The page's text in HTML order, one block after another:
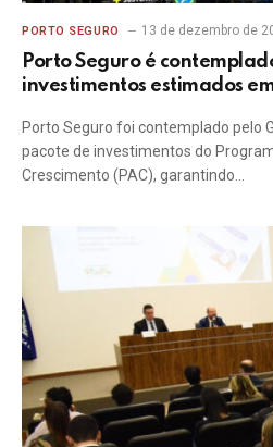
PORTO SEGURO 13 de dezembro de
Porto Seguro é
investimentos estimados
Porto Seguro foi contemplado pelo
pacote de investimentos do
Crescimento (PAC), garantindo…